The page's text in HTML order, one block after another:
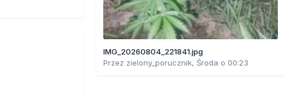
IMG_20260804_221841.jpg
Przez zielony_porucznik, Środa o 00:23